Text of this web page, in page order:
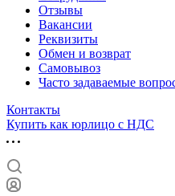
Отзывы
Вакансии
Реквизиты
Обмен и возврат
Самовывоз
Часто задаваемые
Контакты
Купить как юрлицо с НДС